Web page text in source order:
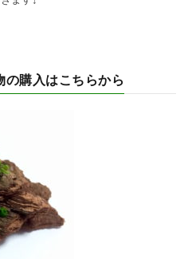
購入はこちらから